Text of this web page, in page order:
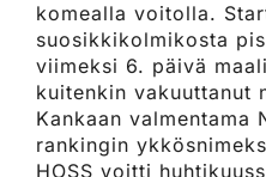
komealla voitolla.
suosikkikolmikosta
viimeksi 6. päivä
kuitenkin vakuuttanut
Kankaan valmentama
rankingin
HOSS voitti